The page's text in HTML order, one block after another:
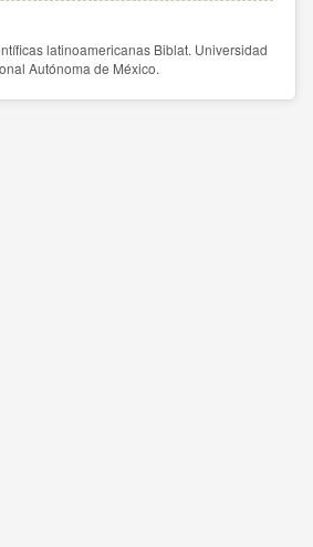
latinoamericanas Biblat. Universidad
Autónoma de México.